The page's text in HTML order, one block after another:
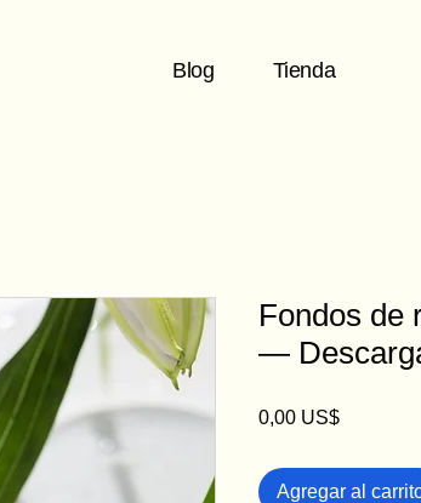
Blog Tienda
Fondos de
—
0,00 US$Precio
Agregar al